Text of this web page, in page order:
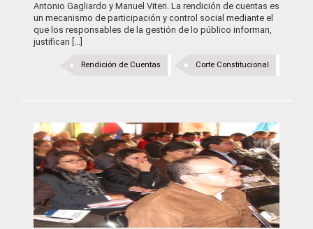
Antonio Gagliardo y Manuel Viteri. La rendición de cuentas es
un mecanismo de participación y control social mediante el
que los responsables de la gestión de lo público informan,
justifican [...]
Corte Constitucional
Rendición de Cuentas